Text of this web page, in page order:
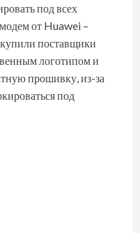
под всех
от Huawei –
поставщики
логотипом и
прошивку, из-за
под